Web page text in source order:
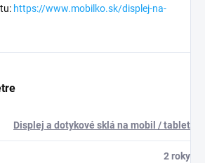
https://www.mobilko.sk/displej-na-
Displej a dotykové sklá na mobil / tablet
2 roky